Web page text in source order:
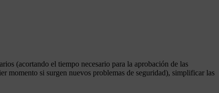
(acortando el tiempo necesario para la aprobación de las
momento si surgen nuevos problemas de seguridad), simplificar las